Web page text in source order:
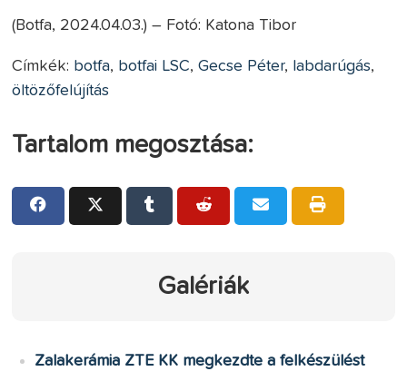
(Botfa, 2024.04.03.) – Fotó: Katona Tibor
Címkék: botfa, botfai LSC,Gecse Péter, labdarúgás,
öltözőfelújítás
Tartalom megosztása:
Galériák
Zalakerámia ZTE KK megkezdte a felkészülést